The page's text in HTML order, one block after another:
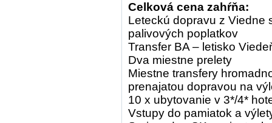
Celková cena zahŕňa:
Leteckú dopravu z Viedne
palivových poplatkov
Transfer BA – letisko
Dva miestne prelety
Miestne transfery
prenajatou dopravou na
10 x ubytovanie v 3*/4*
Vstupy do pamiatok a